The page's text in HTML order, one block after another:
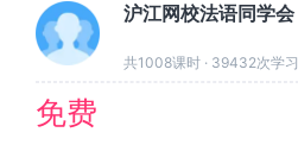
沪江网校法语同学会
共1008课时 · 39432次学习
免费